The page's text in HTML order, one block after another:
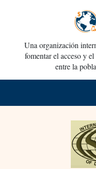
Una organización
fomentar el acceso y
entre la